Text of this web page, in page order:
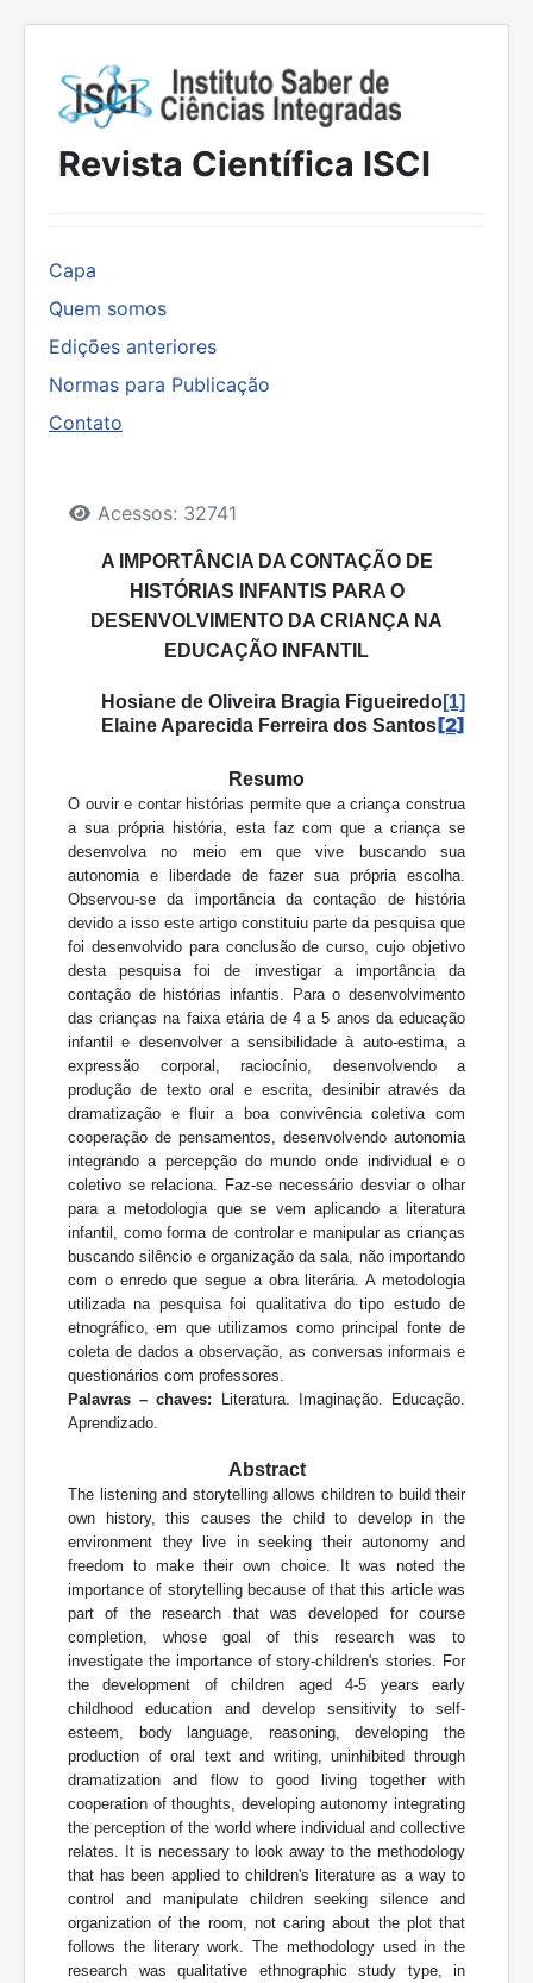
Revista Científica ISCI
Capa
Quem somos
Edições anteriores
Normas para Publicação
Contato
Detalhes
Acessos: 32741
A IMPORTÂNCIA DA CONTAÇÃO DE
HISTÓRIAS INFANTIS PARA O
DESENVOLVIMENTO DA CRIANÇA NA
EDUCAÇÃO INFANTIL
Hosiane de Oliveira Bragia Figueiredo[1]
Elaine Aparecida Ferreira dos Santos[2]
Resumo
O ouvir e contar histórias permite que a criança construa
a sua própria história, esta faz com que a criança se
desenvolva no meio em que vive buscando sua
autonomia e liberdade de fazer sua própria escolha.
Observou-se da importância da contação de história
devido a isso este artigo constituiu parte da pesquisa que
foi desenvolvido para conclusão de curso, cujo objetivo
desta pesquisa foi de investigar a importância da
contação de histórias infantis. Para o desenvolvimento
das crianças na faixa etária de 4 a 5 anos da educação
infantil e desenvolver a sensibilidade à auto-estima, a
expressão corporal, raciocínio, desenvolvendo a
produção de texto oral e escrita, desinibir através da
dramatização e fluir a boa convivência coletiva com
cooperação de pensamentos, desenvolvendo autonomia
integrando a percepção do mundo onde individual e o
coletivo se relaciona. Faz-se necessário desviar o olhar
para a metodologia que se vem aplicando a literatura
infantil, como forma de controlar e manipular as crianças
buscando silêncio e organização da sala, não importando
com o enredo que segue a obra literária. A metodologia
utilizada na pesquisa foi qualitativa do tipo estudo de
etnográfico, em que utilizamos como principal fonte de
coleta de dados a observação, as conversas informais e
questionários com professores.
Palavras – chaves: Literatura. Imaginação. Educação.
Aprendizado.
Abstract
The listening and storytelling allows children to build their
own history, this causes the child to develop in the
environment they live in seeking their autonomy and
freedom to make their own choice. It was noted the
importance of storytelling because of that this article was
part of the research that was developed for course
completion, whose goal of this research was to
investigate the importance of story-children's stories. For
the development of children aged 4-5 years early
childhood education and develop sensitivity to self-
esteem, body language, reasoning, developing the
production of oral text and writing, uninhibited through
dramatization and flow to good living together with
cooperation of thoughts, developing autonomy integrating
the perception of the world where individual and collective
relates. It is necessary to look away to the methodology
that has been applied to children's literature as a way to
control and manipulate children seeking silence and
organization of the room, not caring about the plot that
follows the literary work. The methodology used in the
research was qualitative ethnographic study type, in